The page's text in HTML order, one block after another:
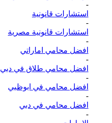
-
استشارات قانونية
-
استشارات قانونية مصرية
-
افضل محامي اماراتي
-
افضل محامي طلاق في دبي
-
افضل محامي في ابوظبي
-
افضل محامي في دبي
-